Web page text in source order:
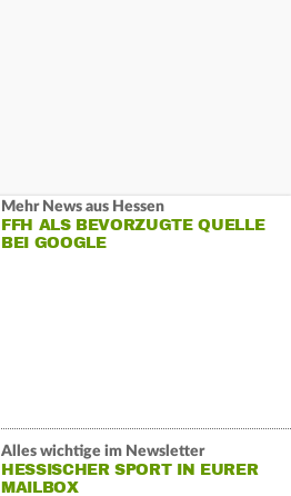
Mehr News aus Hessen
FFH ALS BEVORZUGTE QUELLE
BEI GOOGLE
Alles wichtige im Newsletter
HESSISCHER SPORT IN EURER
MAILBOX